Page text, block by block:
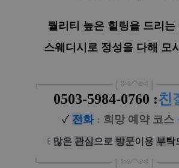
퀄리티 높은 힐링을 드리는
스웨디시로 정성을 다해 모
┏━━━━━━━━ ❘༻༺❘ ━
0503-5984-0760 :친
✓ 전화 : 희망 예약 코스
꒰ 많은 관심 으로 방문이 용 부탁
┗━━━━━━━━ ❘༻༺❘ ━